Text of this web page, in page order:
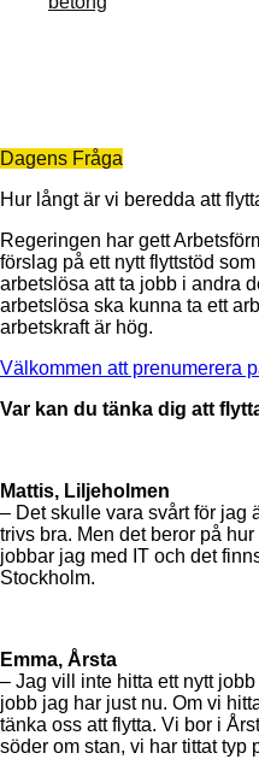
Dagens Fråga
Hur långt är vi beredda att
Regeringen har gett
förslag på ett nytt flyttstöd
arbetslösa att ta jobb i andra
arbetslösa ska kunna ta ett
arbetskraft är hög.
Välkommen att prenumerera
Var kan du tänka dig att
Mattis, Liljeholmen
– Det skulle vara svårt för jag
trivs bra. Men det beror på
jobbar jag med IT och det
Stockholm.
Emma, Årsta
– Jag vill inte hitta ett nytt
jobb jag har just nu. Om vi
tänka oss att flytta. Vi bor i
söder om stan, vi har tittat typ